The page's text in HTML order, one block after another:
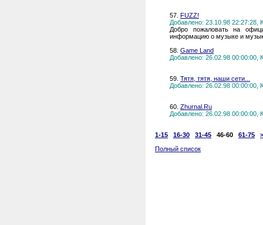
57. FUZZ!
Добавлено: 23.10.98 22:27:28,
Добро пожаловать на
информацию о музыке и
58. Game Land
Добавлено: 26.02.98 00:00:00,
59. Тятя, тятя, наши сети...
Добавлено: 26.02.98 00:00:00,
60. Zhurnal.Ru
Добавлено: 26.02.98 00:00:00,
1-15 16-30 31-45 46-60 61-75
Полный список